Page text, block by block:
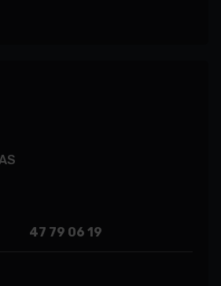
47 79 06 19